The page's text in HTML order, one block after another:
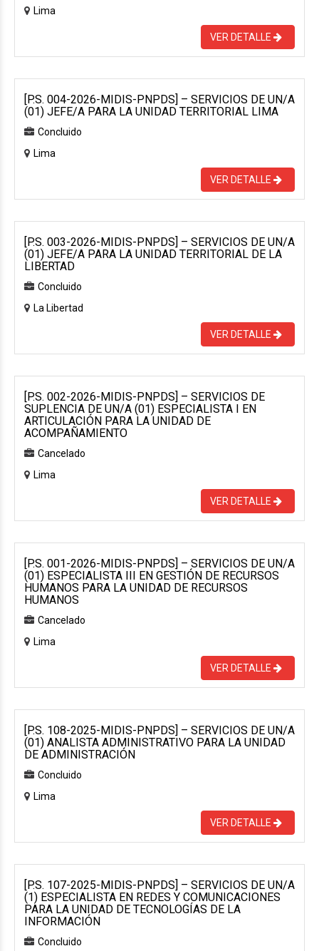
Lima
VER DETALLE
[P.S. 004-2026-MIDIS-PNPDS] – SERVICIOS DE UN/A
(01) JEFE/A PARA LA UNIDAD TERRITORIAL LIMA
Concluido
Lima
VER DETALLE
[P.S. 003-2026-MIDIS-PNPDS] – SERVICIOS DE UN/A
(01) JEFE/A PARA LA UNIDAD TERRITORIAL DE LA
LIBERTAD
Concluido
La Libertad
VER DETALLE
[P.S. 002-2026-MIDIS-PNPDS] – SERVICIOS DE
SUPLENCIA DE UN/A (01) ESPECIALISTA I EN
ARTICULACIÓN PARA LA UNIDAD DE
ACOMPAÑAMIENTO
Cancelado
Lima
VER DETALLE
[P.S. 001-2026-MIDIS-PNPDS] – SERVICIOS DE UN/A
(01) ESPECIALISTA III EN GESTIÓN DE RECURSOS
HUMANOS PARA LA UNIDAD DE RECURSOS
HUMANOS
Cancelado
Lima
VER DETALLE
[P.S. 108-2025-MIDIS-PNPDS] – SERVICIOS DE UN/A
(01) ANALISTA ADMINISTRATIVO PARA LA UNIDAD
DE ADMINISTRACIÓN
Concluido
Lima
VER DETALLE
[P.S. 107-2025-MIDIS-PNPDS] – SERVICIOS DE UN/A
(1) ESPECIALISTA EN REDES Y COMUNICACIONES
PARA LA UNIDAD DE TECNOLOGÍAS DE LA
INFORMACIÓN
Concluido